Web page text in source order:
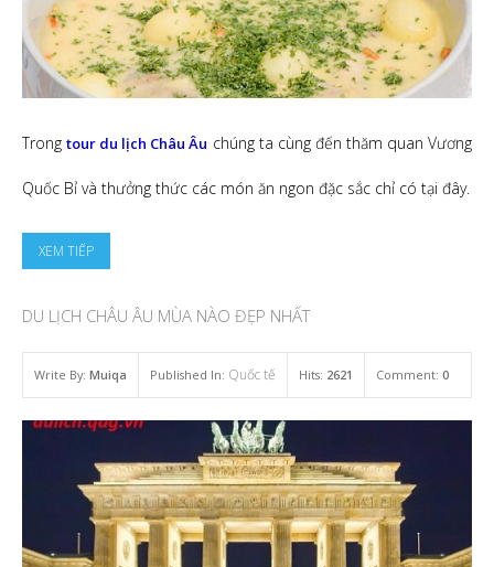
Trongtour du lịch Châu Âu chúng ta cùng đến thăm quan Vương
Quốc Bỉ và thưởng thức các món ăn ngon đặc sắc chỉ có tại đây.
XEM TIẾP
DU LỊCH CHÂU ÂU MÙA NÀO ĐẸP NHẤT
Write By: Muiqa Published In: Quốc tế Hits: 2621 Comment: 0